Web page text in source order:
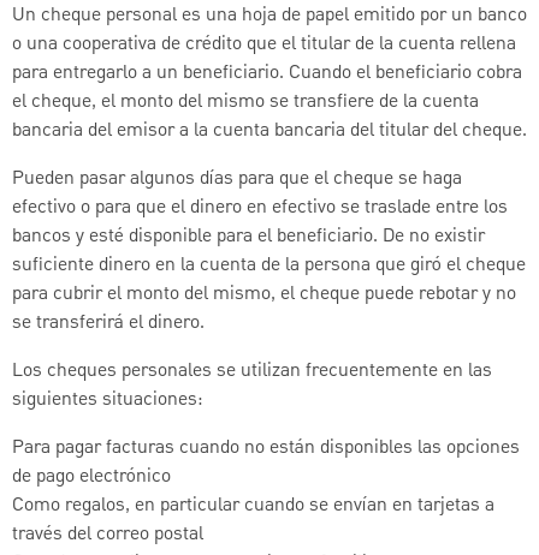
Un cheque personal es una hoja de papel emitido por un banco
o una cooperativa de crédito que el titular de la cuenta rellena
para entregarlo a un beneficiario. Cuando el beneficiario cobra
el cheque, el monto del mismo se transfiere de la cuenta
bancaria del emisor a la cuenta bancaria del titular del cheque.
Pueden pasar algunos días para que el cheque se haga
efectivo o para que el dinero en efectivo se traslade entre los
bancos y esté disponible para el beneficiario. De no existir
suficiente dinero en la cuenta de la persona que giró el cheque
para cubrir el monto del mismo, el cheque puede rebotar y no
se transferirá el dinero.
Los cheques personales se utilizan frecuentemente en las
siguientes situaciones:
Para pagar facturas cuando no están disponibles las opciones
de pago electrónico
Como regalos, en particular cuando se envían en tarjetas a
través del correo postal